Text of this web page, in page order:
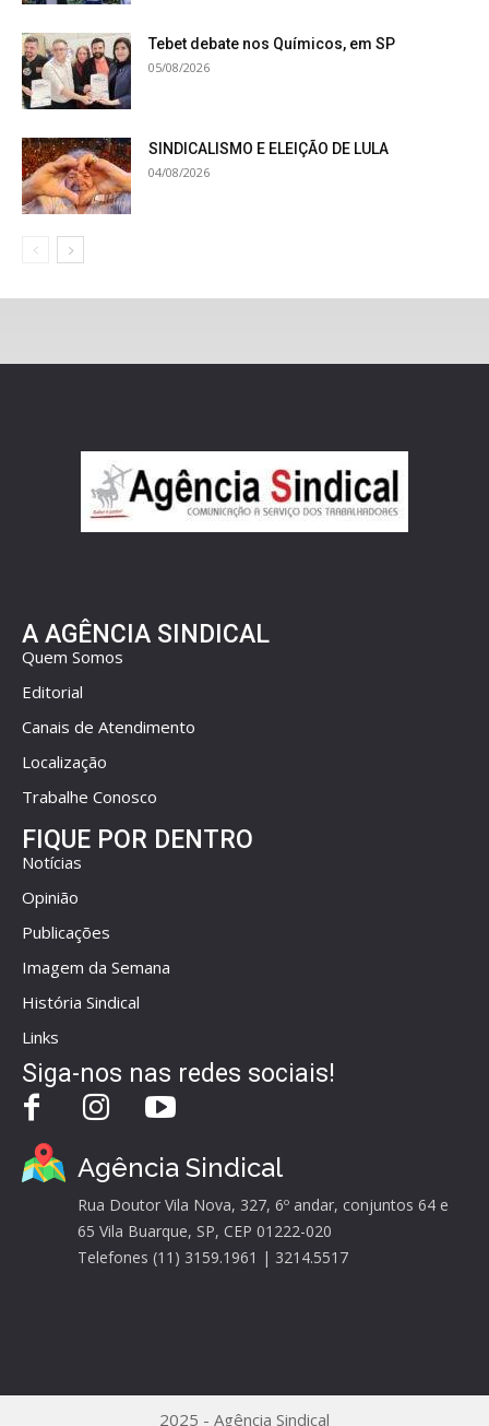
Tebet debate nos Químicos, em SP
05/08/2026
SINDICALISMO E ELEIÇÃO DE LULA
04/08/2026
A AGÊNCIA SINDICAL
Quem Somos
Editorial
Canais de Atendimento
Localização
Trabalhe Conosco
FIQUE POR DENTRO
Notícias
Opinião
Publicações
Imagem da Semana
História Sindical
Links
Siga-nos nas redes sociais!
Agência Sindical
Rua Doutor Vila Nova, 327, 6º andar, conjuntos 64 e
65 Vila Buarque, SP, CEP 01222-020
Telefones (11) 3159.1961 | 3214.5517
2025 - Agência Sindical